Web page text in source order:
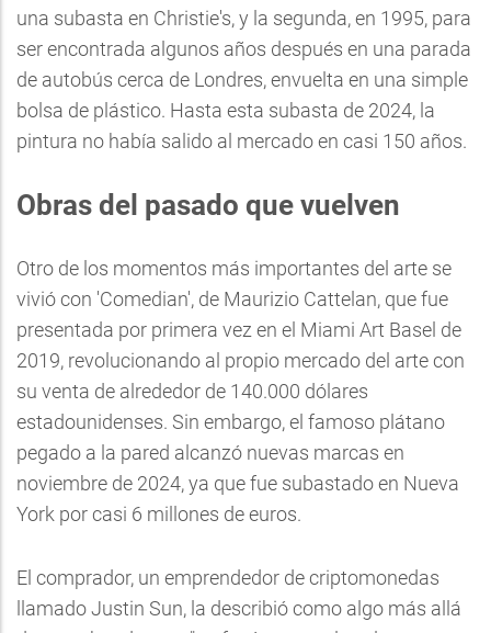
una subasta en Christie's, y la segunda, en 1995, para
ser encontrada algunos años después en una parada
de autobús cerca de Londres, envuelta en una simple
bolsa de plástico. Hasta esta subasta de 2024, la
pintura no había salido al mercado en casi 150 años.
Obras del pasado que vuelven
Otro de los momentos más importantes del arte se
vivió con 'Comedian', de Maurizio Cattelan, que fue
presentada por primera vez en el Miami Art Basel de
2019, revolucionando al propio mercado del arte con
su venta de alrededor de 140.000 dólares
estadounidenses. Sin embargo, el famoso plátano
pegado a la pared alcanzó nuevas marcas en
noviembre de 2024, ya que fue subastado en Nueva
York por casi 6 millones de euros.
El comprador, un emprendedor de criptomonedas
llamado Justin Sun, la describió como algo más allá